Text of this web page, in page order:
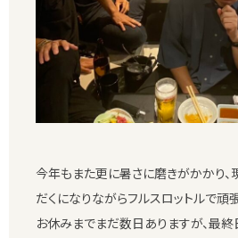
今年もまた更に暑さに磨きがかかり
だくになりながらフルスロットルで頑張
お休みまでまだ数日ありますが、最